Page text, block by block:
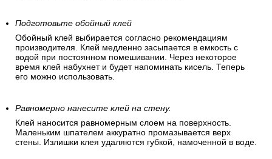
Подготовьте обойный клей
Обойный клей выбирается согласно рекомендациям
производителя. Клей медленно засыпается в емкость с
водой при постоянном помешивании. Через некоторое
время клей набухнет и будет напоминать кисель. Теперь
его можно использовать.
Равномерно нанесите клей на стену.
Клей наносится равномерным слоем на поверхность.
Маленьким шпателем аккуратно промазывается верх
стены. Излишки клея удаляются губкой, намоченной в воде.